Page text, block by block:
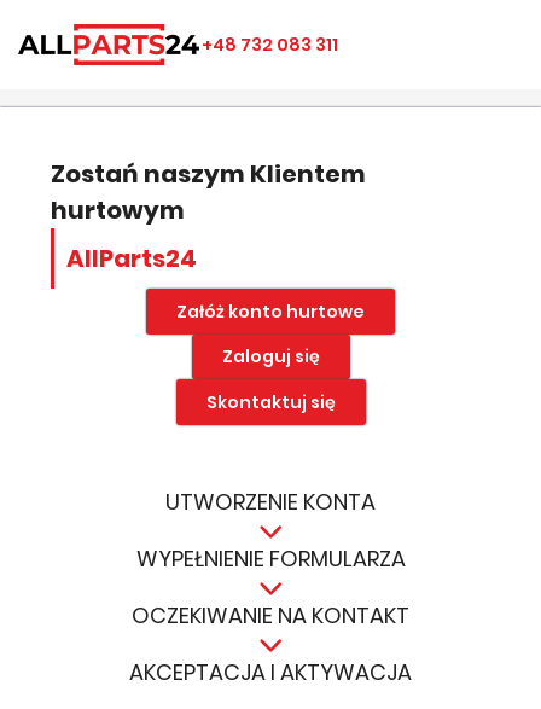
+48 732 083 311
Zostań naszym Klientem
hurtowym
AllParts24
Załóż konto hurtowe
Zaloguj się
Skontaktuj się
UTWORZENIE KONTA
WYPEŁNIENIE FORMULARZA
OCZEKIWANIE NA KONTAKT
AKCEPTACJA I AKTYWACJA
((modalTitle))
((cancelText))
Utwórz listę ulubionych
Anuluj Zapisz
Zaloguj się
liście życzeń.
Anuluj Zaloguj się